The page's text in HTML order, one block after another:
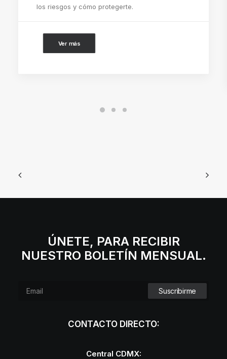
los riesgos y cómo protegerte.
Ver más
ÚNETE, PARA RECIBIR
NUESTRO BOLETÍN MENSUAL.
CONTACTO DIRECTO:
Central CDMX: